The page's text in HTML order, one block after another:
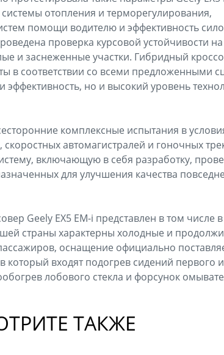
отопления и терморегулирования,
помощи водителю и эффективность
проверка курсовой устойчивости на
и заснеженные участки. Гибридный
в соответствии со всеми предложенными
но и высокий уровень
комплексные испытания в
автомагистралей и гоночных
включающую в себя разработку,
для улучшения качества
Geely EX5 EM-i представлен в том числе
страны характерны холодные и
оснащение официально
который входят подогрев сидений первого
лобового стекла и форсунок
ТАКЖЕ